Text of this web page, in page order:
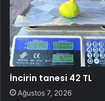
İncirin tanesi 42 TL
Ağustos 7, 2026